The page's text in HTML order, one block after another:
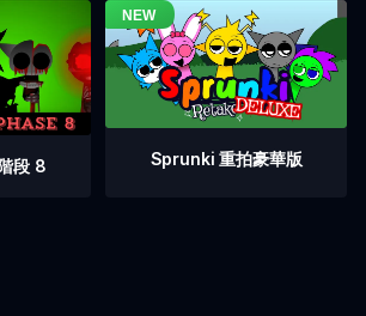
段 8 Sprunki 重拍豪華版